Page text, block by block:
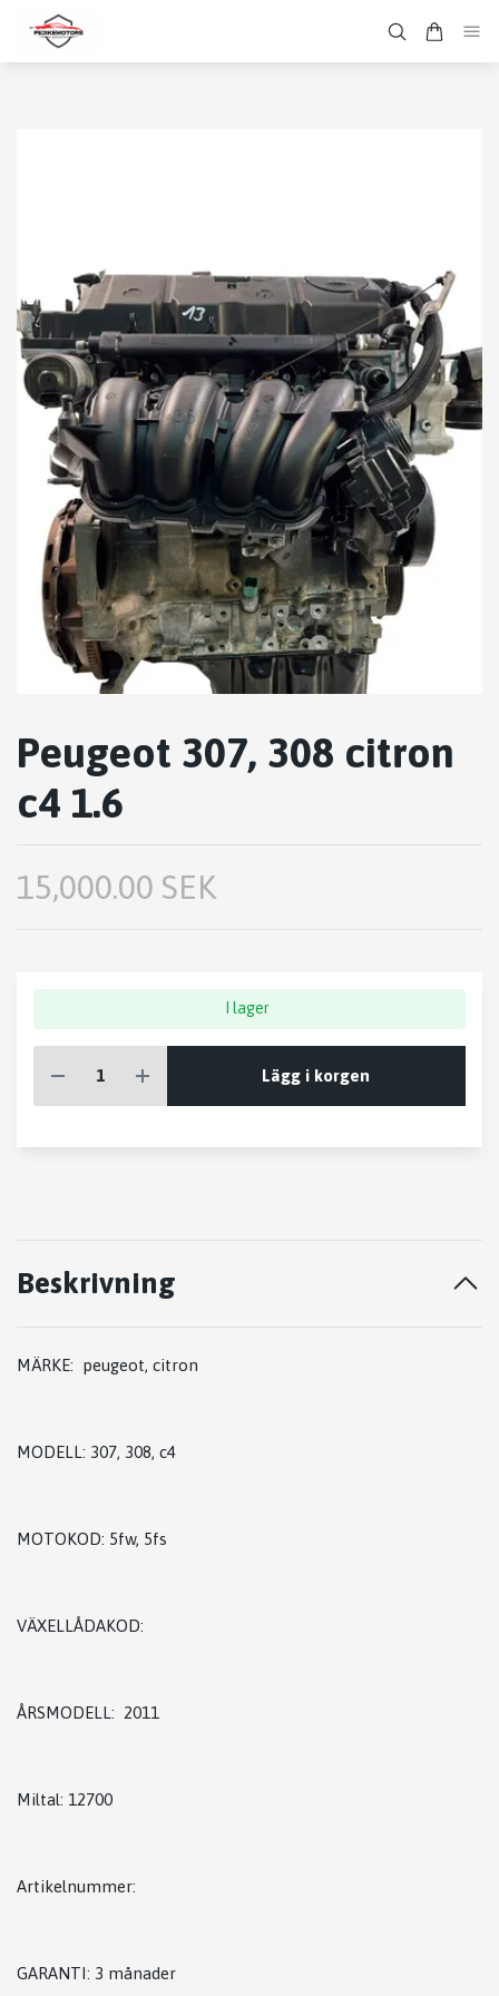
Peugeot 307, 308 citron
c4 1.6
15,000.00 SEK
I lager
Lägg i korgen
Beskrivning
MÄRKE: peugeot, citron
MODELL: 307, 308, c4
MOTOKOD: 5fw, 5fs
VÄXELLÅDAKOD:
ÅRSMODELL: 2011
Miltal: 12700
Artikelnummer:
GARANTI: 3 månader